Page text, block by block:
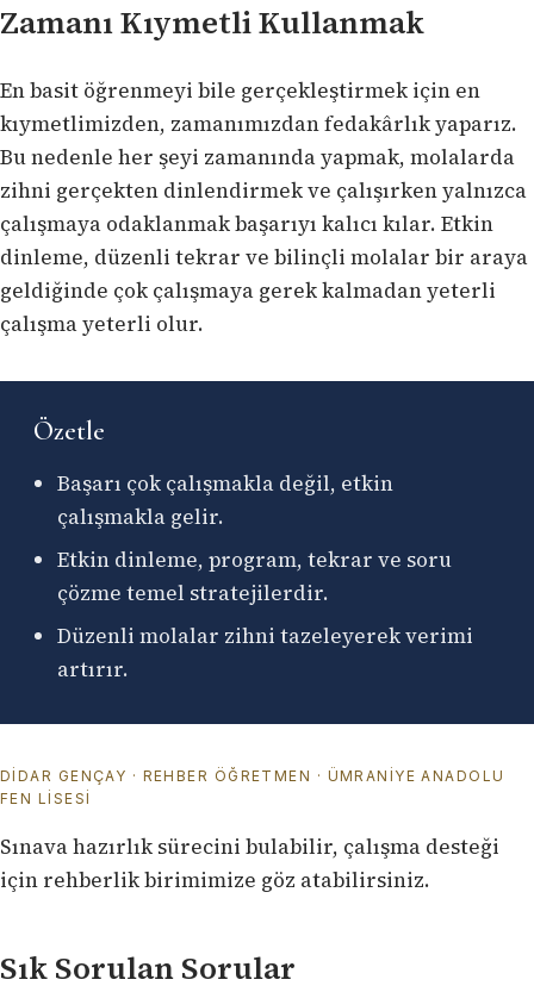
Zamanı Kıymetli Kullanmak
En basit öğrenmeyi bile gerçekleştirmek için en
kıymetlimizden, zamanımızdan fedakârlık yaparız.
Bu nedenle her şeyi zamanında yapmak, molalarda
zihni gerçekten dinlendirmek ve çalışırken yalnızca
çalışmaya odaklanmak başarıyı kalıcı kılar. Etkin
dinleme, düzenli tekrar ve bilinçli molalar bir araya
geldiğinde çok çalışmaya gerek kalmadan yeterli
çalışma yeterli olur.
Özetle
Başarı çok çalışmakla değil, etkin
çalışmakla gelir.
Etkin dinleme, program, tekrar ve soru
çözme temel stratejilerdir.
Düzenli molalar zihni tazeleyerek verimi
artırır.
DIDAR GENÇAY · REHBER ÖĞRETMEN · ÜMRANIYE ANADOLU
FEN LISESI
Sınava hazırlık sürecini bulabilir, çalışma desteği
için rehberlik birimimize göz atabilirsiniz.
Sık Sorulan Sorular